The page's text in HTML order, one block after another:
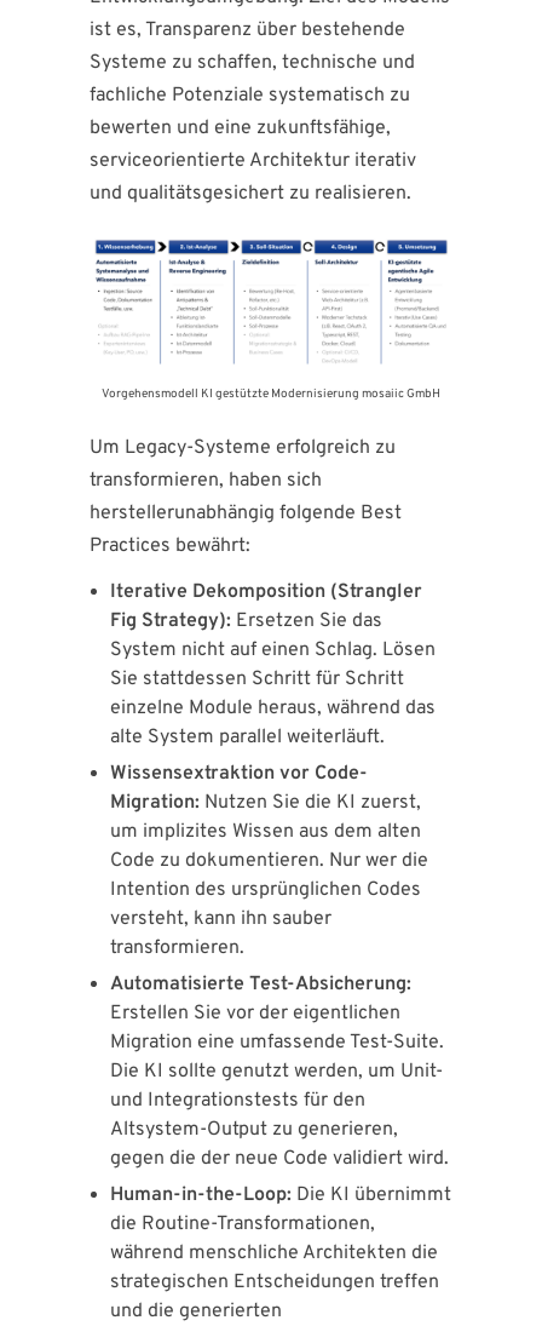
ist es, Transparenz über bestehende
Systeme zu schaffen, technische und
fachliche Potenziale systematisch zu
bewerten und eine zukunftsfähige,
serviceorientierte Architektur iterativ
und qualitätsgesichert zu realisieren.
Vorgehensmodell KI gestützte Modernisierung mosaiic GmbH
Um Legacy-Systeme erfolgreich zu
transformieren, haben sich
herstellerunabhängig folgende Best
Practices bewährt:
Iterative Dekomposition (Strangler
Fig Strategy): Ersetzen Sie das
System nicht auf einen Schlag. Lösen
Sie stattdessen Schritt für Schritt
einzelne Module heraus, während das
alte System parallel weiterläuft.
Wissensextraktion vor Code-
Migration: Nutzen Sie die KI zuerst,
um implizites Wissen aus dem alten
Code zu dokumentieren. Nur wer die
Intention des ursprünglichen Codes
versteht, kann ihn sauber
transformieren.
Automatisierte Test-Absicherung:
Erstellen Sie vor der eigentlichen
Migration eine umfassende Test-Suite.
Die KI sollte genutzt werden, um Unit-
und Integrationstests für den
Altsystem-Output zu generieren,
gegen die der neue Code validiert wird.
Human-in-the-Loop: Die KI übernimmt
die Routine-Transformationen,
während menschliche Architekten die
strategischen Entscheidungen treffen
und die generierten